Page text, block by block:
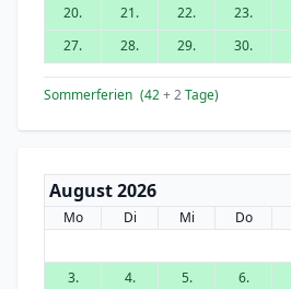
20.
21. 22. 23.
27.
28. 29. 30.
Sommerferien (42+ 2Tage)
August 2026
Mo Di Mi Do
3.
4. 5. 6.